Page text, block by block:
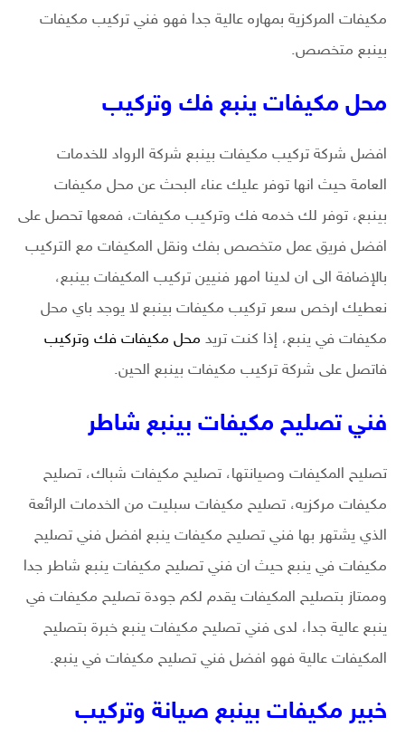
مكيفات المركزية بمهاره عالية جدا فهو فني تركيب مكيفات
بينبع متخصص.
محل مكيفات ينبع فك وتركيب
افضل شركة تركيب مكيفات بينبع شركة الرواد للخدمات
العامة حيث انها توفر عليك عناء البحث عن محل مكيفات
بينبع، توفر لك خدمه فك وتركيب مكيفات، فمعها تحصل على
افضل فريق عمل متخصص بفك ونقل المكيفات مع التركيب
بالإضافة الى ان لدينا امهر فنيين تركيب المكيفات بينبع،
نعطيك ارخص سعر تركيب مكيفات بينبع لا يوجد باي محل
مكيفات في ينبع، إذا كنت تريد محل مكيفات فك وتركيب
فاتصل على شركة تركيب مكيفات بينبع الحين.
فني تصليح مكيفات بينبع شاطر
تصليح المكيفات وصيانتها، تصليح مكيفات شباك، تصليح
مكيفات مركزيه، تصليح مكيفات سبليت من الخدمات الرائعة
الذي يشتهر بها فني تصليح مكيفات ينبع افضل فني تصليح
مكيفات في ينبع حيث ان فني تصليح مكيفات ينبع شاطر جدا
وممتاز بتصليح المكيفات يقدم لكم جودة تصليح مكيفات في
ينبع عالية جدا، لدى فني تصليح مكيفات ينبع خبرة بتصليح
المكيفات عالية فهو افضل فني تصليح مكيفات في ينبع.
خبير مكيفات بينبع صيانة وتركيب